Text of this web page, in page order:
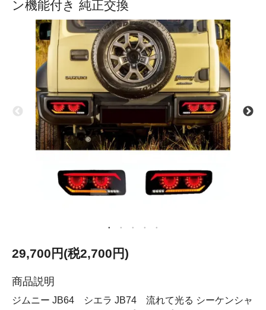
ン機能付き 純正交換
29,700円(税2,700円)
商品説明
ジムニー JB64 シエラ JB74 流れて光る シーケンシャ